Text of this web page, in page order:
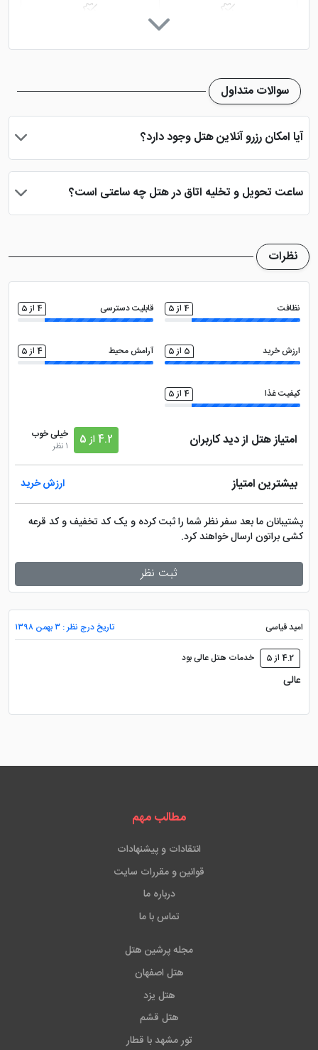
خدمات خشک شویی (لاندری) سالن بدنسازی
سالن همایش
سوالات متداول
آیا امکان رزرو آنلاین هتل وجود دارد؟
بله، با انتخاب تاریخ ورود و خروج، نوع اتاق و تعداد نفرات می توانید
دریافت نمایید.
ساعت تحویل و تخلیه اتاق در هتل چه ساعتی است؟
ساعت تحویل اتاق ساعت 2 بعد از ظهر و ساعت تخلیه اتاق 12 ظهر
نظرات
نظافت 4 از 5 قابلیت دسترسی 4 از 5
ارزش خرید 5 از 5 آرامش محیط 4 از 5
کیفیت غذا 4 از 5
امتیاز هتل از دید کاربران 4.2 از 5
خیلی خوب
1 نظر
بیشترین امتیاز ارزش خرید
پشتیبانان ما بعد سفر نظر شما را ثبت کرده و یک کد تخفیف و کد قرعه
کشی براتون ارسال خواهند کرد.
ثبت نظر
امید قیاسی تاریخ درج نظر : ۳ بهمن ۱۳۹۸
4.2 از 5 خدمات هتل عالی بود
عالی
مطالب مهم
انتقادات و پیشنهادات
قوانین و مقررات سایت
درباره ما
تماس با ما
مجله پرشین هتل
هتل اصفهان
هتل یزد
هتل قشم
تور مشهد با قطار